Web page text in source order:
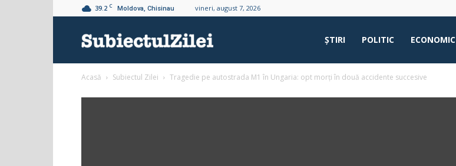
39.2 C Moldova, Chisinau vineri, august 7, 2026
ŞTIRI POLITIC ECONOMIC
Acasă Subiectul Zilei Tragedie pe autostrada M1 în Ungaria: opt morți în două accidente succesive